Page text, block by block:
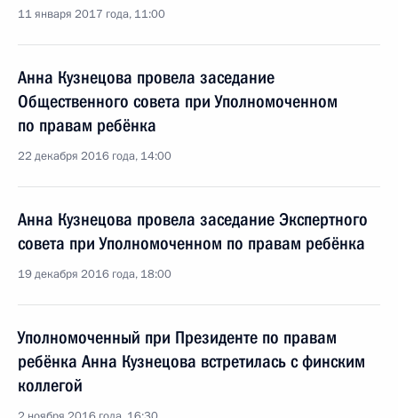
11 января 2017 года, 11:00
Анна Кузнецова провела заседание
Общественного совета при Уполномоченном
по правам ребёнка
22 декабря 2016 года, 14:00
Анна Кузнецова провела заседание Экспертного
совета при Уполномоченном по правам ребёнка
19 декабря 2016 года, 18:00
Уполномоченный при Президенте по правам
ребёнка Анна Кузнецова встретилась с финским
коллегой